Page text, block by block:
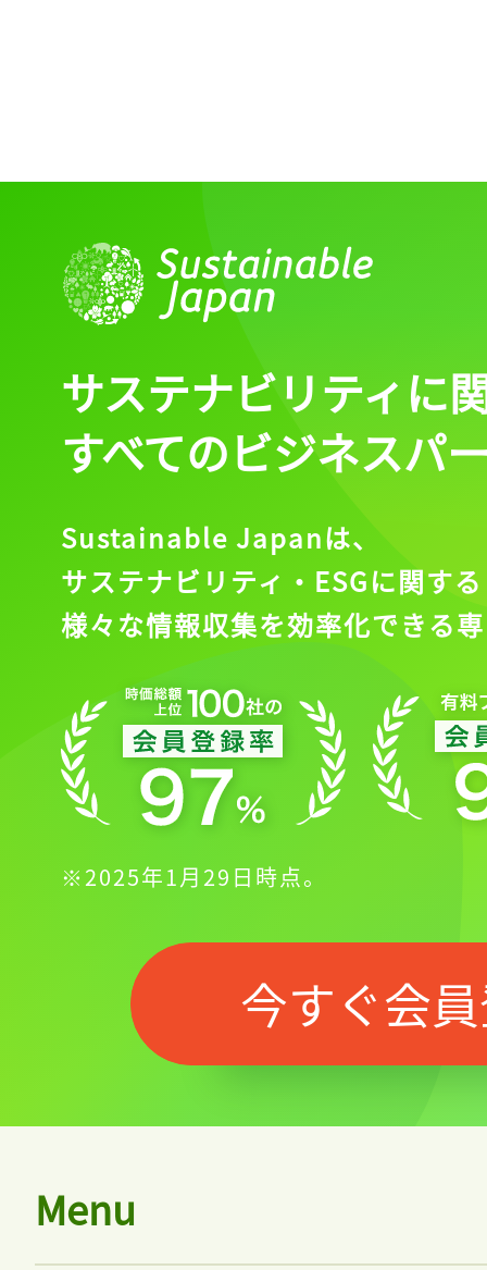
サステナビリティに
すべてのビジネスパ
Sustainable Japanは、
サステナビリティ・ESGに関する
様々な情報収集を効率化できる
※2025年1月29日時点。
今すぐ会
Menu